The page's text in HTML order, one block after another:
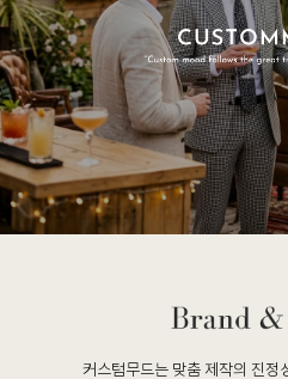
커스텀무드는 맞춤 제작의 진정